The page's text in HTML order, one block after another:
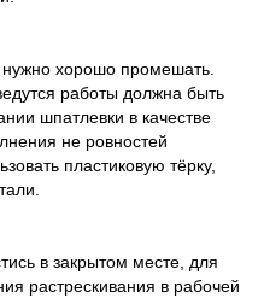
хорошо промешать.
работы должна быть
шпатлевки в качестве
не ровностей
пластиковую тёрку,
в закрытом месте, для
растрескивания в рабочей